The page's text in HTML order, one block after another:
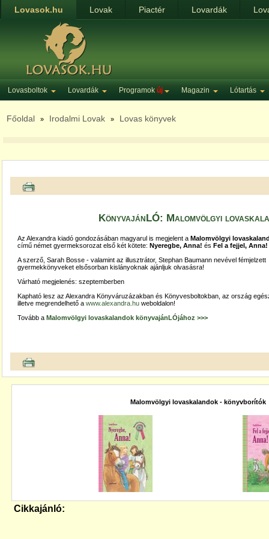
Lovasok.hu Lovak Piactér Lovardák
Lovasboltok Lovardák Programok új Magazin Lótartás
Főoldal » Irodalmi Lovak » Lovas könyvek
KönyvajánLÓ: Malomvölgyi
Az Alexandra kiadó gondozásában magyarul is megjelent a Malomvölgyi
című német gyermeksorozat első két kötete: Nyeregbe, Anna! és Fel a fejjel, Anna!
A szerző, Sarah Bosse - valamint az illusztrátor, Stephan Baumann nevével fémjelzett
gyermekkönyveket elsősorban kislányoknak ajánljuk olvasásra!
Várható megjelenés: szeptemberben
Kapható lesz az Alexandra Könyváruzázakban és Könyvesboltokban, az ország
illetve megrendelhető a www.alexandra.hu weboldalon!
Tovább a Malomvölgyi lovaskalandok könyvajánLÓjához >>>
Malomvölgyi lovaskalandok - könyvborítók
Cikkajánló: